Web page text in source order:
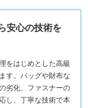
安心の技術を
をはじめとした高級
す。バッグや財布な
劣化、ファスナーの
し、丁寧な技術で本